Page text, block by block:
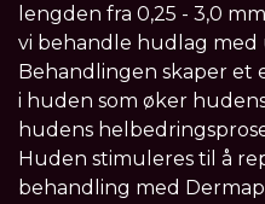
lengden fra 0,25 - 3,0
vi behandle hudlag med
Behandlingen skaper
i huden som øker
hudens
Huden stimuleres til å
behandling med